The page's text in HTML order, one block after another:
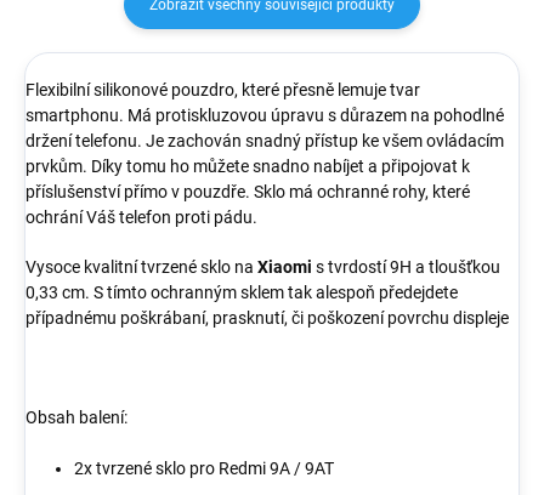
Zobrazit všechny související produkty
Flexibilní silikonové pouzdro, které přesně lemuje tvar
smartphonu. Má protiskluzovou úpravu s důrazem na pohodlné
držení telefonu. Je zachován snadný přístup ke všem ovládacím
prvkům. Díky tomu ho můžete snadno nabíjet a připojovat k
příslušenství přímo v pouzdře. Sklo má ochranné rohy, které
ochrání Váš telefon proti pádu.
Vysoce kvalitní tvrzené sklo na Xiaomi s tvrdostí 9H a tloušťkou
0,33 cm. S tímto ochranným sklem tak alespoň předejdete
případnému poškrábaní, prasknutí, či poškození povrchu displeje
Obsah balení:
2x tvrzené sklo pro Redmi 9A / 9AT